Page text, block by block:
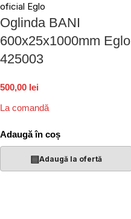
Oglinda BANI
600x25x1000mm Eglo
425003
500,00 lei
La comandă
Adaugă în coș
▤Adaugă la ofertă